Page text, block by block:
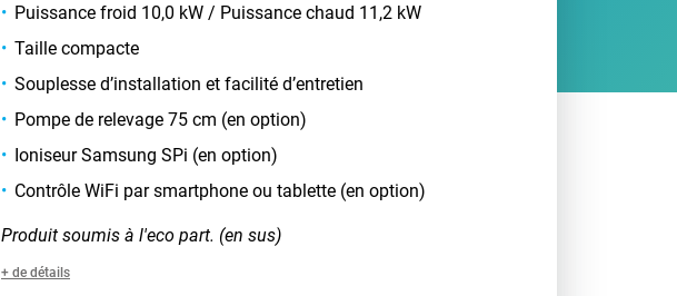
Puissance froid 10,0 kW / Puissance chaud 11,2 kW
Taille compacte
Souplesse d’installation et facilité d’entretien
Pompe de relevage 75 cm (en option)
Ioniseur Samsung SPi (en option)
Contrôle WiFi par smartphone ou tablette (en option)
Produit soumis à l'eco part. (en sus)
+ de détails